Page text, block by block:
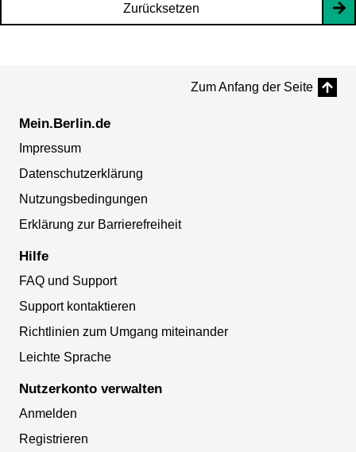
Zurücksetzen
Zum Anfang der Seite
Mein.Berlin.de
Impressum
Datenschutzerklärung
Nutzungsbedingungen
Erklärung zur Barrierefreiheit
Hilfe
FAQ und Support
Support kontaktieren
Richtlinien zum Umgang miteinander
Leichte Sprache
Nutzerkonto verwalten
Anmelden
Registrieren